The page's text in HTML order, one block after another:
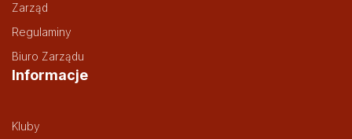
Zarząd
Regulaminy
Biuro Zarządu
Informacje
Kluby